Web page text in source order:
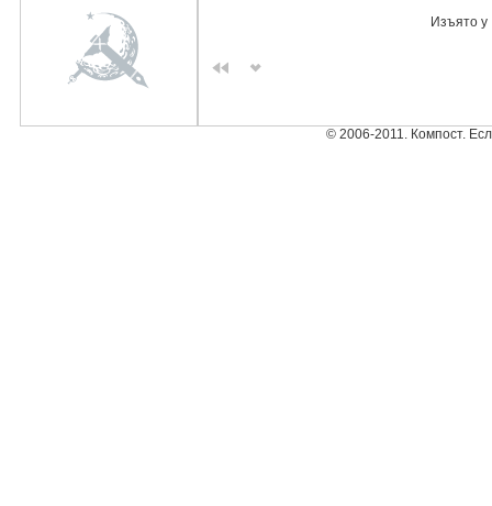
Изъято у
© 2006-2011. Компост.